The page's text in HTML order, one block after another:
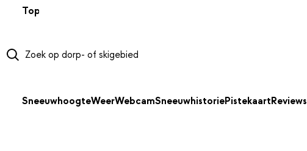
Top 50
SneeuwhoogteWeerWebcamSneeuwhistoriePistekaartReviews